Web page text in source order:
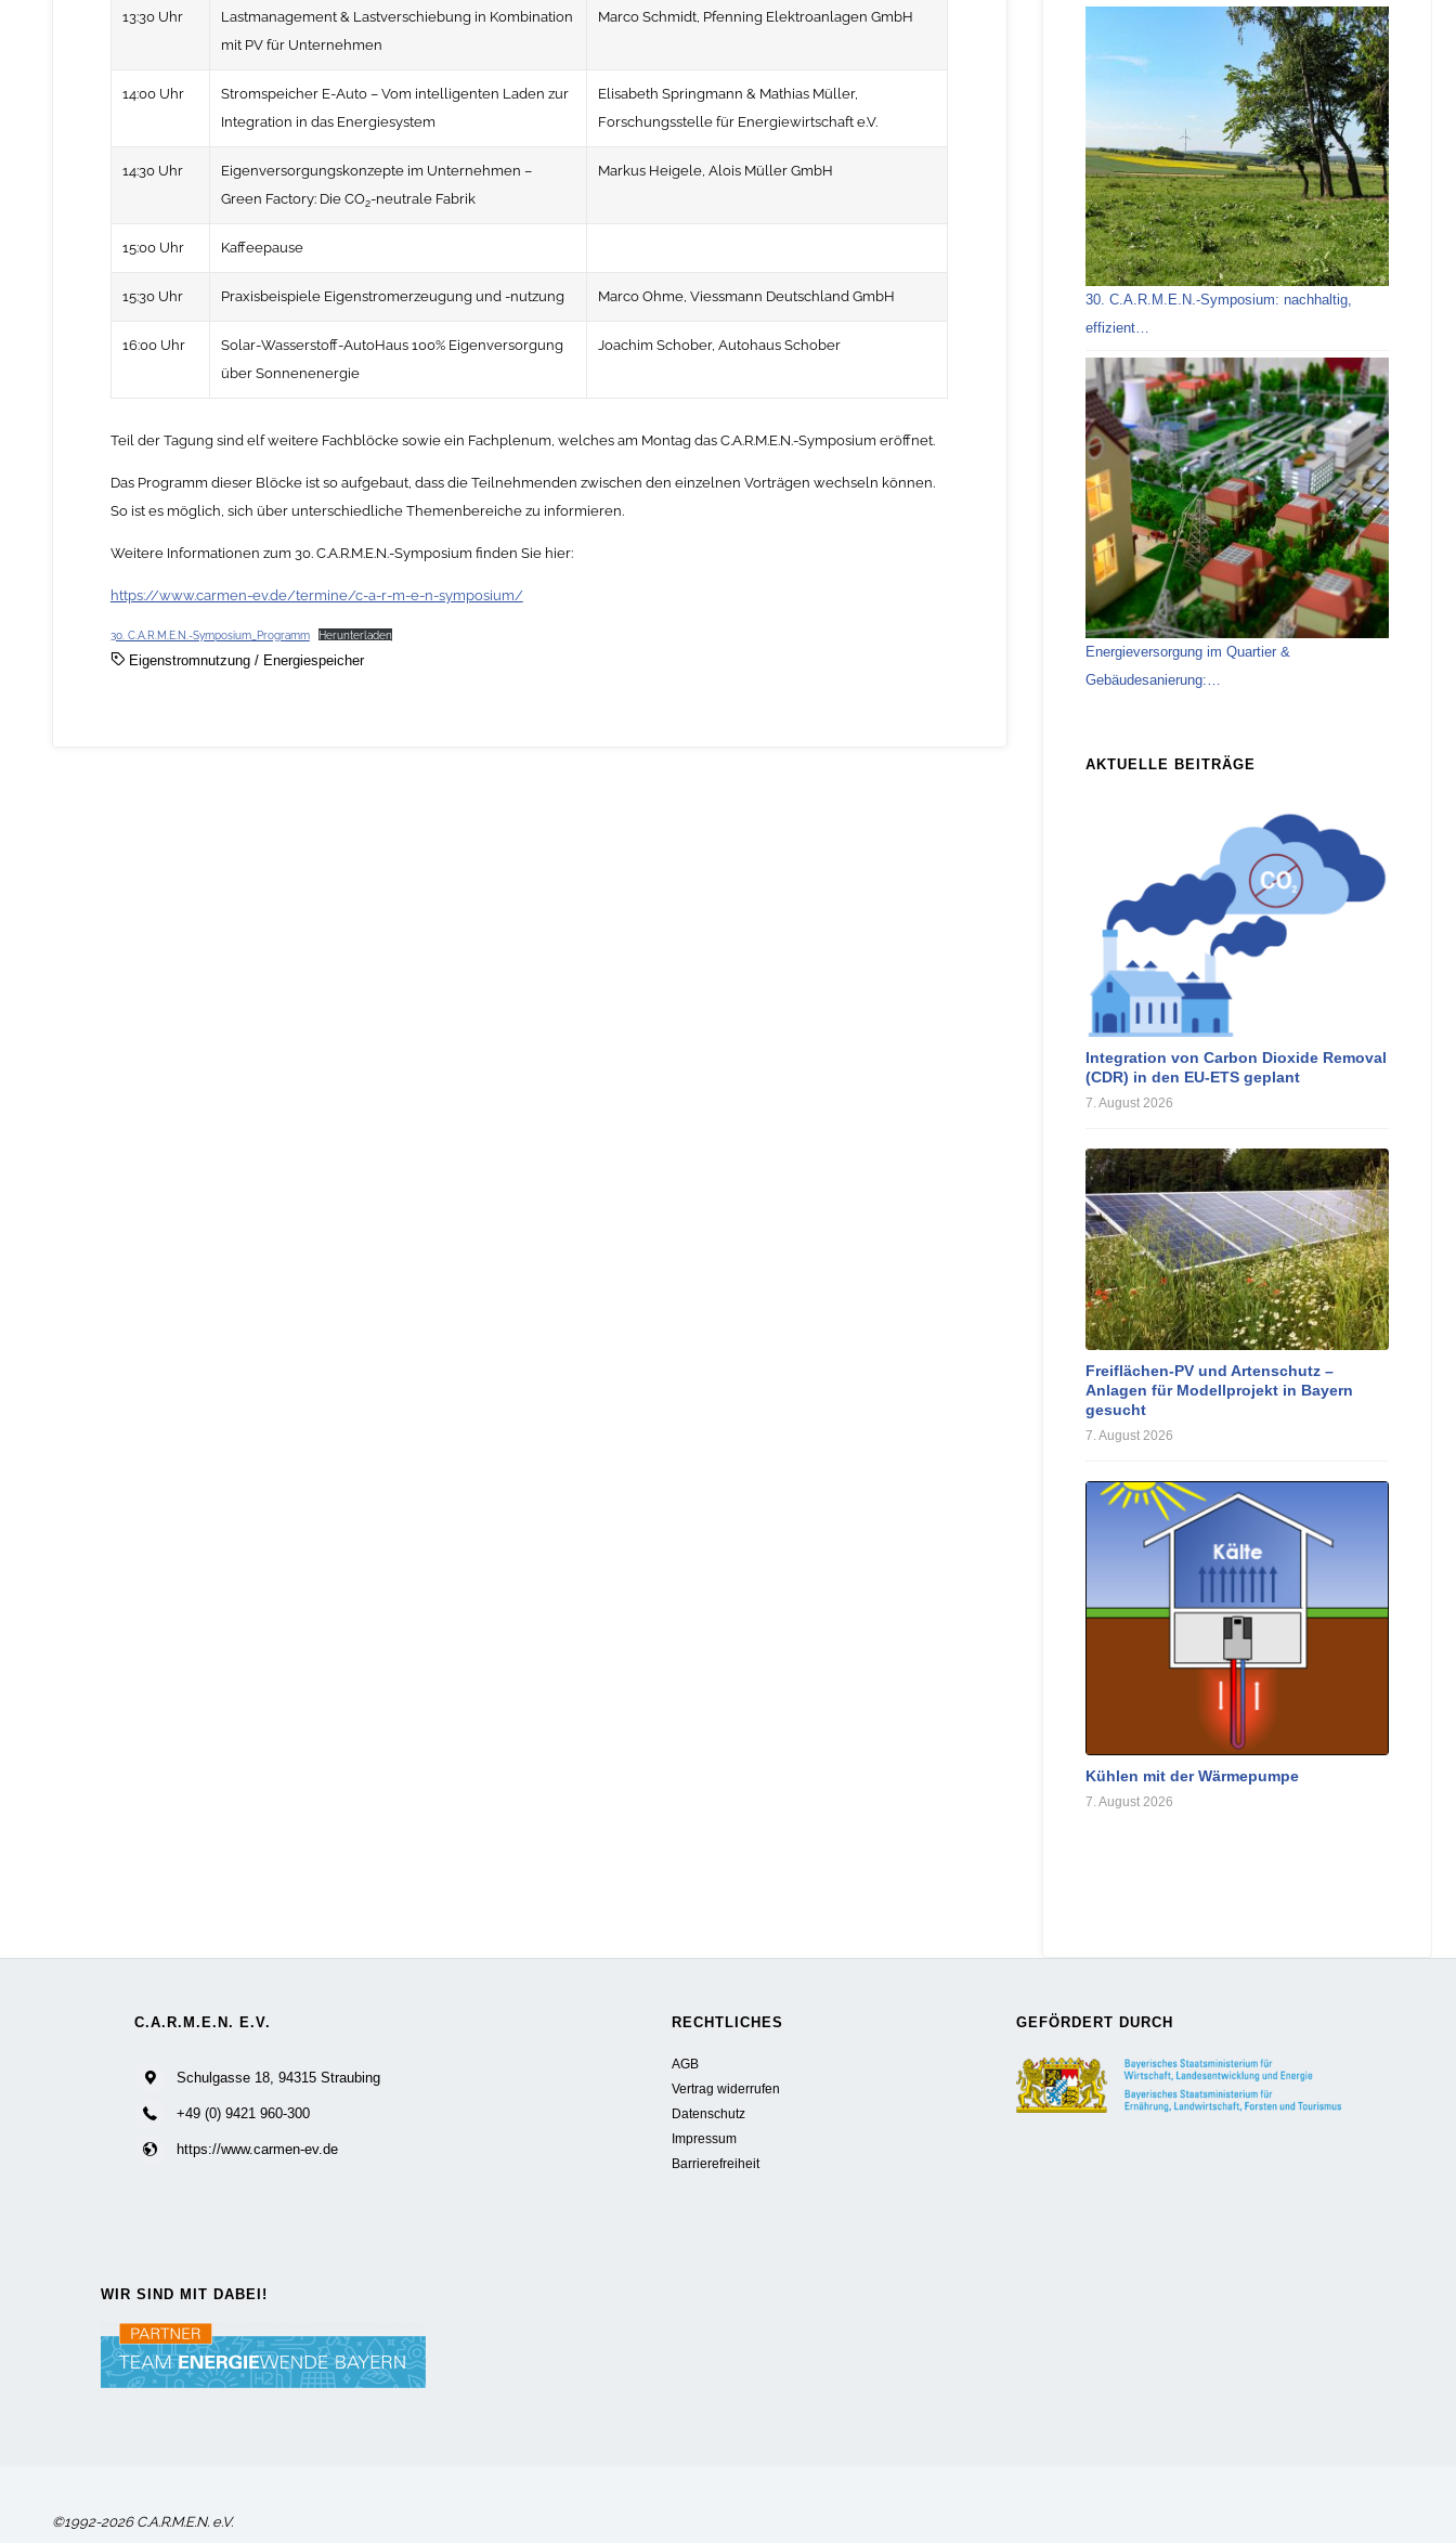
13:30 Uhr
Lastmanagement & Lastverschiebung in Kombination
mit PV für Unternehmen
Marco Schmidt, Pfenning Elektroanlagen GmbH
14:00 Uhr
Stromspeicher E-Auto – Vom intelligenten Laden zur
Integration in das Energiesystem
Elisabeth Springmann & Mathias Müller,
Forschungsstelle für Energiewirtschaft e.V.
14:30 Uhr
Eigenversorgungskonzepte im Unternehmen –
Green Factory: Die CO2-neutrale Fabrik
Markus Heigele, Alois Müller GmbH
15:00 Uhr Kaffeepause
15:30 Uhr Praxisbeispiele Eigenstromerzeugung und -nutzung Marco Ohme, Viessmann Deutschland GmbH
16:00 Uhr
Solar-Wasserstoff-AutoHaus 100% Eigenversorgung
über Sonnenenergie
Joachim Schober, Autohaus Schober
Teil der Tagung sind elf weitere Fachblöcke sowie ein Fachplenum, welches am Montag das C.A.R.M.E.N.-Symposium eröffnet.
Das Programm dieser Blöcke ist so aufgebaut, dass die Teilnehmenden zwischen den einzelnen Vorträgen wechseln können.
So ist es möglich, sich über unterschiedliche Themenbereiche zu informieren.
Weitere Informationen zum 30. C.A.R.M.E.N.-Symposium finden Sie hier:
https://www.carmen-ev.de/termine/c-a-r-m-e-n-symposium/
30. C.A.R.M.E.N.-Symposium_Programm Herunterladen
Eigenstromnutzung/ Energiespeicher
30. C.A.R.M.E.N.-Symposium: nachhaltig,
effizient…
Energieversorgung im Quartier &
Gebäudesanierung:…
AKTUELLE BEITRÄGE
Integration von Carbon Dioxide Removal
(CDR) in den EU-ETS geplant
7. August 2026
Freiflächen-PV und Artenschutz –
Anlagen für Modellprojekt in Bayern
gesucht
7. August 2026
Kühlen mit der Wärmepumpe
7. August 2026
C.A.R.M.E.N. E.V.
Schulgasse 18, 94315 Straubing
+49 (0) 9421 960-300
https://www.carmen-ev.de
RECHTLICHES
AGB
Vertrag widerrufen
Datenschutz
Impressum
Barrierefreiheit
GEFÖRDERT DURCH
WIR SIND MIT DABEI!
©1992-2026 C.A.R.M.E.N. e.V.